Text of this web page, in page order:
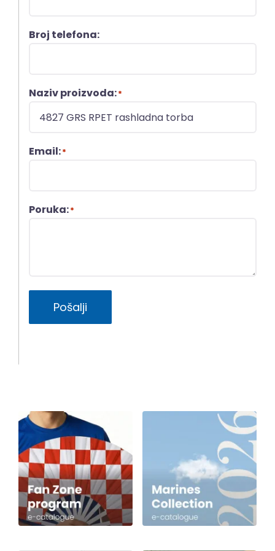
Broj telefona:
Naziv proizvoda:*
Email:*
Poruka:*
Pošalji